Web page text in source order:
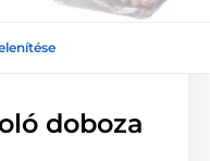
doboza